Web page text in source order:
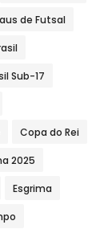
de Futsal
Sub-17
Copa do Rei
2025
Esgrima